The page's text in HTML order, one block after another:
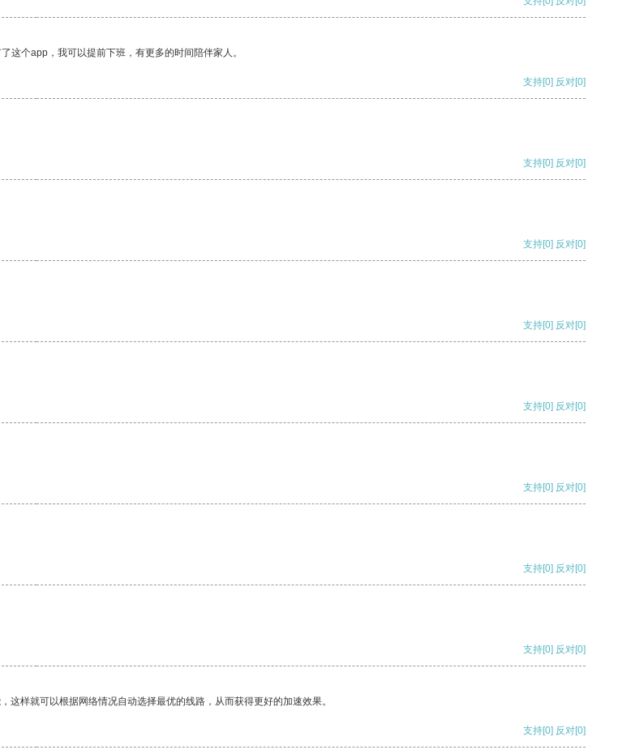
这个app，我可以提前下班，有更多的时间陪伴家人。
支持[0] 反对[0]
支持[0] 反对[0]
支持[0] 反对[0]
支持[0] 反对[0]
支持[0] 反对[0]
支持[0] 反对[0]
支持[0] 反对[0]
支持[0] 反对[0]
样就可以根据网络情况自动选择最优的线路，从而获得更好的加速效果。
支持[0] 反对[0]